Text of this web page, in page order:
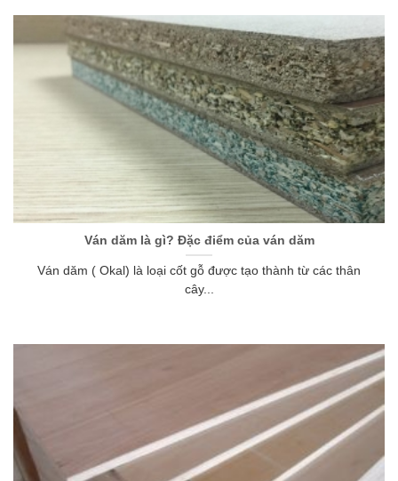
Ván dăm là gì? Đặc điểm của ván dăm
Ván dăm ( Okal) là loại cốt gỗ được tạo thành từ các thân
cây...